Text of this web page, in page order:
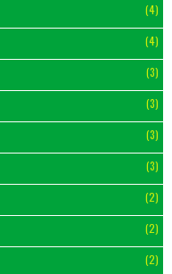
(4)
(4)
(3)
(3)
(3)
(3)
(2)
(2)
(2)